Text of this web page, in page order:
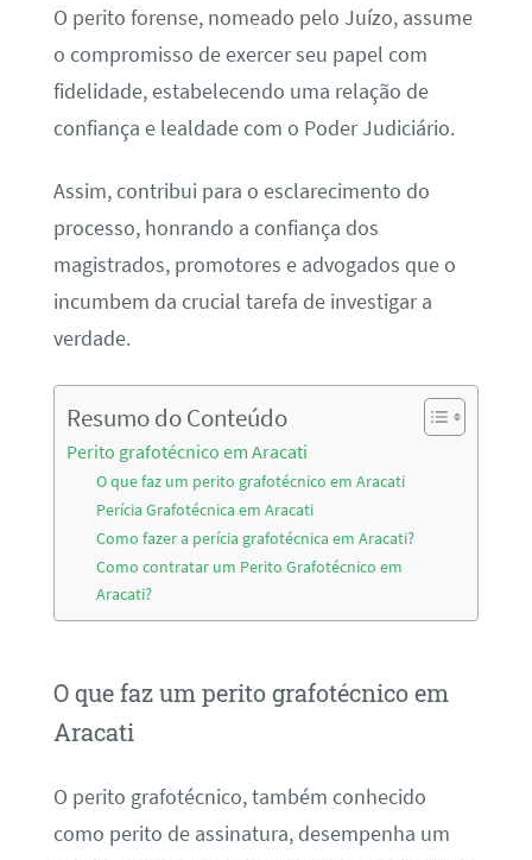
O perito forense, nomeado pelo Juízo, assume
o compromisso de exercer seu papel com
fidelidade, estabelecendo uma relação de
confiança e lealdade com o Poder Judiciário.
Assim, contribui para o esclarecimento do
processo, honrando a confiança dos
magistrados, promotores e advogados que o
incumbem da crucial tarefa de investigar a
verdade.
Resumo do Conteúdo
Perito grafotécnico em Aracati
O que faz um perito grafotécnico em Aracati
Perícia Grafotécnica em Aracati
Como fazer a perícia grafotécnica em Aracati?
Como contratar um Perito Grafotécnico em
Aracati?
O que faz um perito grafotécnico em
Aracati
O perito grafotécnico, também conhecido
como perito de assinatura, desempenha um